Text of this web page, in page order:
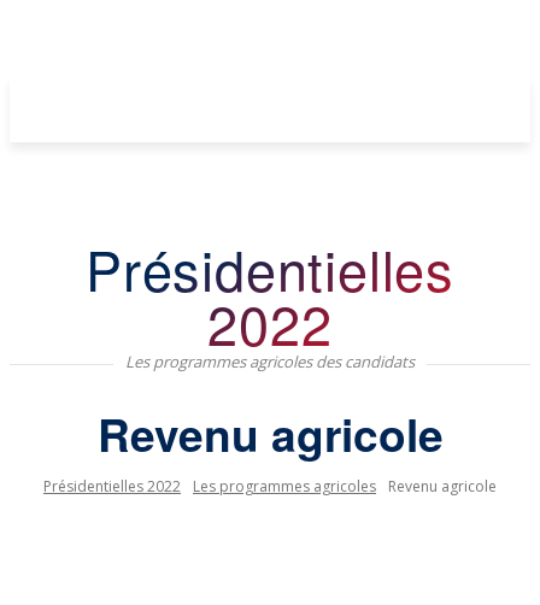
Présidentielles
2022
Les programmes agricoles des candidats
Revenu agricole
Présidentielles 2022 Les programmes agricoles Revenu agricole